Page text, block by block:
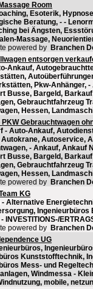
Room
Esoterik,
Beratung, - -
bei Ängsten,
Massage,
powered by Branchen
entsorgen
Ankauf,
Pkw-Anhänger,
Busse, Bargeld,
Gebrauchtfahrzeug
Hessen,
PKW Gebrauchtwagen
- Auto-Ankauf,
Autoservice,
- Ankauf, Ankauf
Busse, Bargeld,
Gebrauchtfahrzeug
Hessen,
powered by Branchen
KG
Alternative
INVESTITIONS-/
powered by Branchen
UG
Kunststofftechnik,
Mess- und
Windmessa -
mobile,